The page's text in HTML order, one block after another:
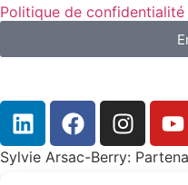
Politique de confidentialité
Sylvie Arsac-Berry: